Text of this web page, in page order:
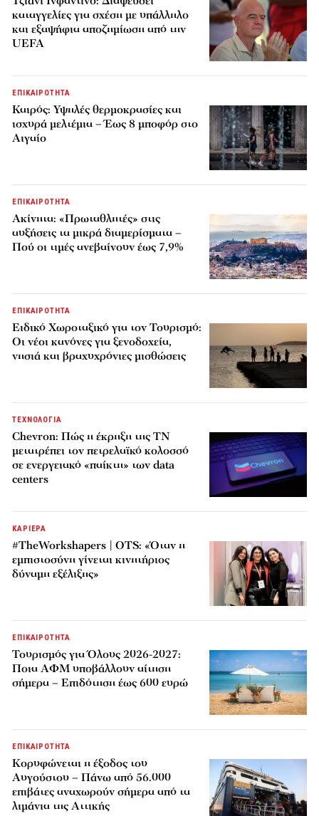
καταγγελίες για σχέση με υπάλληλο
και εξαψήφια αποζημίωση από την
UEFA
ΕΠΙΚΑΙΡΟΤΗΤΑ
Καιρός: Υψηλές θερμοκρασίες και
ισχυρά μελτέμια – Έως 8 μποφόρ στο
Αιγαίο
ΕΠΙΚΑΙΡΟΤΗΤΑ
Ακίνητα: «Πρωταθλητές» στις
αυξήσεις τα μικρά διαμερίσματα –
Πού οι τιμές ανεβαίνουν έως 7,9%
ΕΠΙΚΑΙΡΟΤΗΤΑ
Ειδικό Χωροταξικό για τον Τουρισμό:
Οι νέοι κανόνες για ξενοδοχεία,
νησιά και βραχυχρόνιες μισθώσεις
ΤΕΧΝΟΛΟΓΙΑ
Chevron: Πώς η έκρηξη της ΤΝ
μετατρέπει τον πετρελαϊκό κολοσσό
σε ενεργειακό «παίκτη» των data
centers
ΚΑΡΙΕΡΑ
#TheWorkshapers | OTS: «Όταν η
εμπιστοσύνη γίνεται κινητήριος
δύναμη εξέλιξης»
ΕΠΙΚΑΙΡΟΤΗΤΑ
Τουρισμός για Όλους 2026-2027:
Ποια ΑΦΜ υποβάλλουν αίτηση
σήμερα – Επιδότηση έως 600 ευρώ
ΕΠΙΚΑΙΡΟΤΗΤΑ
Κορυφώνεται η έξοδος του
Αυγούστου – Πάνω από 56.000
επιβάτες αναχωρούν σήμερα από τα
λιμάνια της Αττικής